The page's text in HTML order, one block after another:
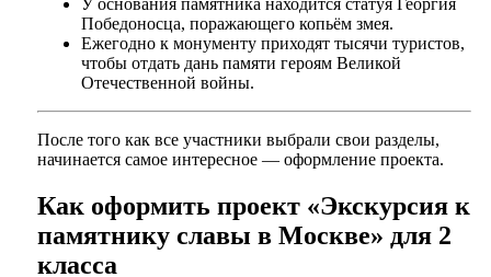
Победоносца, поражающего копьём змея.
Ежегодно к монументу приходят тысячи туристов,
чтобы отдать дань памяти героям Великой
Отечественной войны.
После того как все участники выбрали свои разделы,
начинается самое интересное — оформление проекта.
Как оформить проект «Экскурсия к
памятнику славы в Москве» для 2
класса